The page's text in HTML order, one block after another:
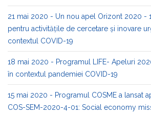
21 mai 2020 - Un nou apel Orizont 2020 -
pentru activitățile de cercetare și inovare
contextul COVID-19
18 mai 2020 - Programul LIFE- Apeluri
în contextul pandemiei COVID-19
15 mai 2020 - Programul COSME a lansat
COS-SEM-2020-4-01: Social economy